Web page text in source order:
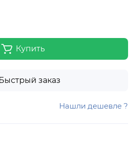
Купить
Быстрый заказ
Нашли дешевле ?